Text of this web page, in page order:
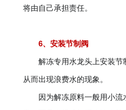
将由自己承担责任。
6、安装节制阀
解冻专用水龙头上安装节
从而出现浪费水的现象。
因为解冻原料一般用小流